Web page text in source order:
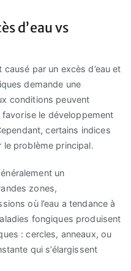
d’eau vs
par un excès d’eau et
demande une
conditions peuvent
favorise le développement
certains indices
le problème principal.
un
zones,
où l’eau a tendance à
fongiques produisent
: cercles, anneaux, ou
qui s’élargissent